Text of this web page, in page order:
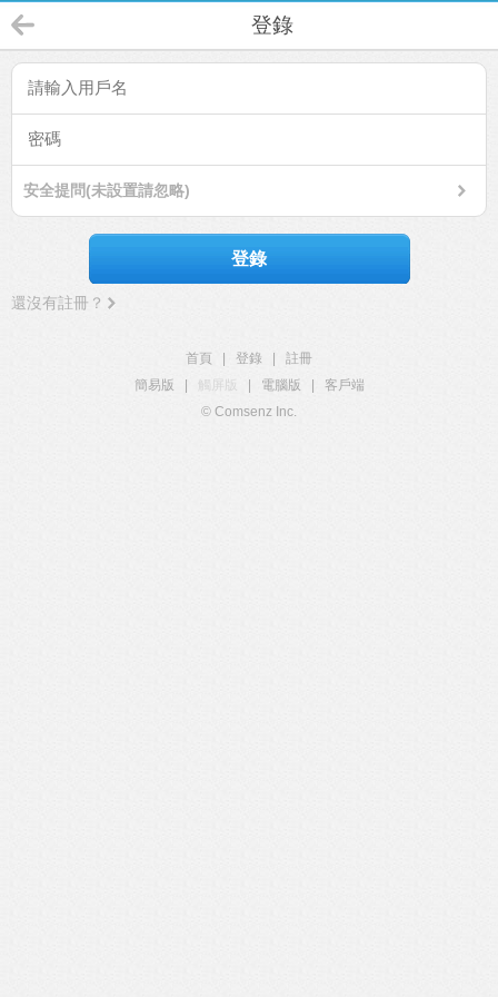
登錄
安全提問(未設置請忽略)
登錄
還沒有註冊？
首頁 登錄
註冊
簡易版
觸屏版 電腦版
客戶端
© Comsenz Inc.